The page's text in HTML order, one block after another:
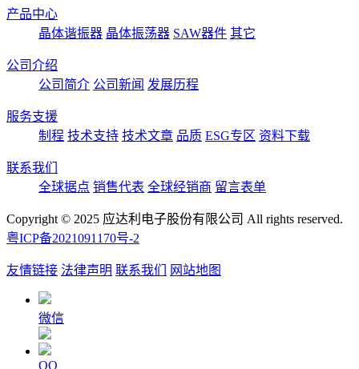
产品中心
晶体谐振器 晶体振荡器 SAW器件 其它
公司介绍
公司简介 公司新闻 发展历程
服务支援
制程 技术支持 技术文章 品质 ESG专区 资料下载
联系我们
全球据点 销售代表 全球经销商 留言表单
Copyright © 2025 应达利电子股份有限公司 All rights reserved.
粤ICP备2021091170号-2
友情链接 法律声明 联系我们 网站地图
微信
QQ